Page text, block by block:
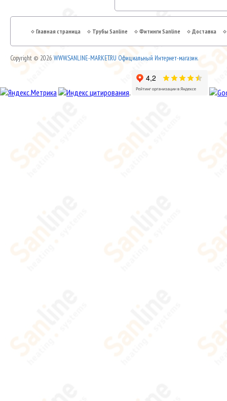
Главная страница Трубы Sanline Фитинги Sanline Доставка
Copyright © 2026 WWW.SANLINE-MARKET.RU Официальный Интернет-магазин.
.